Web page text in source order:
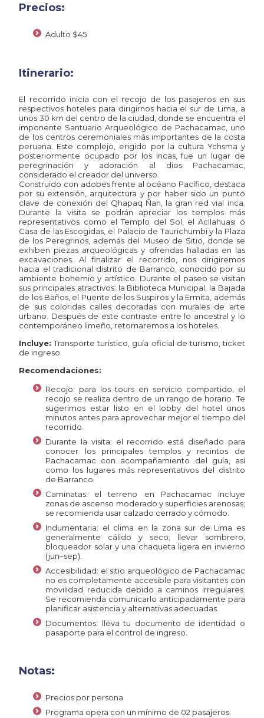
Precios:
Adulto $45
Itinerario:
El recorrido inicia con el recojo de los pasajeros en sus
respectivos hoteles para dirigirnos hacia el sur de Lima, a
unos 30 km del centro de la ciudad, donde se encuentra el
imponente Santuario Arqueológico de Pachacamac, uno
de los centros ceremoniales más importantes de la costa
peruana. Este complejo, erigido por la cultura Ychsma y
posteriormente ocupado por los incas, fue un lugar de
peregrinación y adoración al dios Pachacamac,
considerado el creador del universo.
Construido con adobes frente al océano Pacífico, destaca
por su extensión, arquitectura y por haber sido un punto
clave de conexión del Qhapaq Ñan, la gran red vial inca.
Durante la visita se podrán apreciar los templos más
representativos como el Templo del Sol, el Acllahuasi o
Casa de las Escogidas, el Palacio de Taurichumbi y la Plaza
de los Peregrinos, además del Museo de Sitio, donde se
exhiben piezas arqueológicas y ofrendas halladas en las
excavaciones. Al finalizar el recorrido, nos dirigiremos
hacia el tradicional distrito de Barranco, conocido por su
ambiente bohemio y artístico. Durante el paseo se visitan
sus principales atractivos: la Biblioteca Municipal, la Bajada
de los Baños, el Puente de los Suspiros y la Ermita, además
de sus coloridas calles decoradas con murales de arte
urbano. Después de este contraste entre lo ancestral y lo
contemporáneo limeño, retornaremos a los hoteles.
Incluye: Transporte turístico, guía oficial de turismo, ticket
de ingreso.
Recomendaciones:
Recojo: para los tours en servicio compartido, el
recojo se realiza dentro de un rango de horario. Te
sugerimos estar listo en el lobby del hotel unos
minutos antes para aprovechar mejor el tiempo del
recorrido.
Durante la visita: el recorrido está diseñado para
conocer los principales templos y recintos de
Pachacamac con acompañamiento del guía, así
como los lugares más representativos del distrito
de Barranco.
Caminatas: el terreno en Pachacamac incluye
zonas de ascenso moderado y superficies arenosas;
se recomienda usar calzado cerrado y cómodo.
Indumentaria: el clima en la zona sur de Lima es
generalmente cálido y seco; llevar sombrero,
bloqueador solar y una chaqueta ligera en invierno
(jun–sep).
Accesibilidad: el sitio arqueológico de Pachacamac
no es completamente accesible para visitantes con
movilidad reducida debido a caminos irregulares.
Se recomienda comunicarlo anticipadamente para
planificar asistencia y alternativas adecuadas.
Documentos: lleva tu documento de identidad o
pasaporte para el control de ingreso.
Notas:
Precios por persona
Programa opera con un mínimo de 02 pasajeros.